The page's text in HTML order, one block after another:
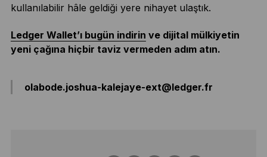
kullanılabilir hâle geldiği yere nihayet ulaştık.
Ledger Wallet’ı bugün indirin ve dijital mülkiyetin
yeni çağına hiçbir taviz vermeden adım atın.
olabode.joshua-kalejaye-ext@ledger.fr